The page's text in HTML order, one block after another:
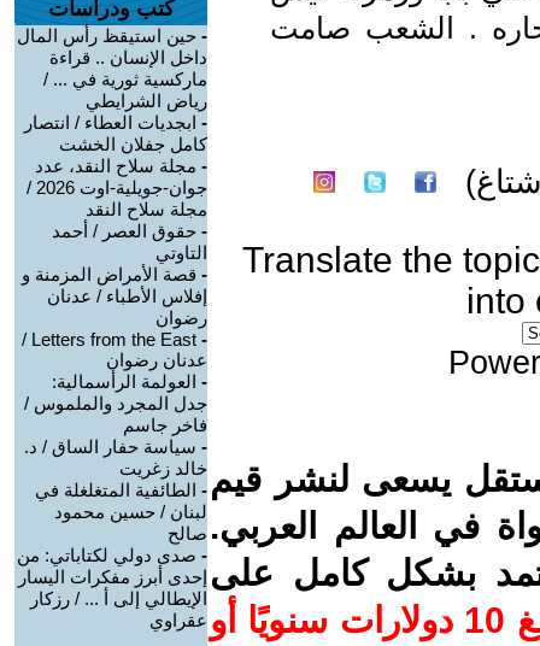
. الشعب صامت
Translate the topic
into
يسعى لنشر قيم
في العالم العربي.
بشكل كامل على
ساهم/ي معنا! بدعمكم بمبلغ 10 دولارات سنويًا أو
كتب ودراسات
- حين استيقظ رأس المال
داخل الإنسان .. قراءة
ماركسية ثورية في ... /
رياض الشرايطي
- ابجديات العطاء / انتصار
كامل جفلان الخشت
- مجلة سلاح النقد، عدد
جوان-جويلية-اوت 2026 /
مجلة سلاح النقد
- حقوق العصر / أحمد
التاوتي
- قصة الأمراض المزمنة و
إفلاس الأطباء / عدنان
رضوان
-
Letters from the East /
عدنان رضوان
- العولمة الرأسمالية:
جدل المجرد والملموس /
فاخر جاسم
- سياسة حفار الساق / د.
خالد زغريت
- الطائفية المتغلغلة في
لبنان / حسين محمود
صالح
- صدى دولي لكتاباتي: من
إحدى أبرز مفكرات اليسار
الإيطالي إلى أ ... / رزكار
عقراوي